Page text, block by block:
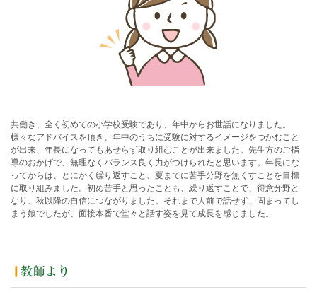
共働き、全く初めての小学校受験であり、年中からお世話になりました。
様々なアドバイスを頂き、年中のうちに受験に対するイメージをつかむこと
が出来、年長になってもあせらず取り組むことが出来ました。先生方のご指
導のおかげで、無理なくバランス良く力がつけられたと思います。年長にな
ってからは、とにかく繰り返すこと、夏までに苦手分野を無くすことを目標
に取り組みました。初め苦手と思ったことも、繰り返すことで、得意分野と
なり、秋以降の自信につながりました。それまで人前で話せず、固まってし
まう娘でしたが、面接本番で堂々と話す姿を見て成長を感じました。